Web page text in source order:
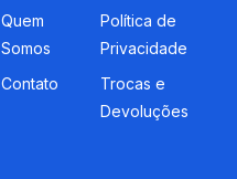
Quem
Somos
Contato
Política de
Privacidade
Trocas e
Devoluções